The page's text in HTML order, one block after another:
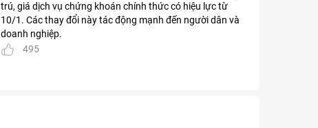
trú, giá dịch vụ chứng khoán chính thức có hiệu lực từ
10/1. Các thay đổi này tác động mạnh đến người dân và
doanh nghiệp.
495